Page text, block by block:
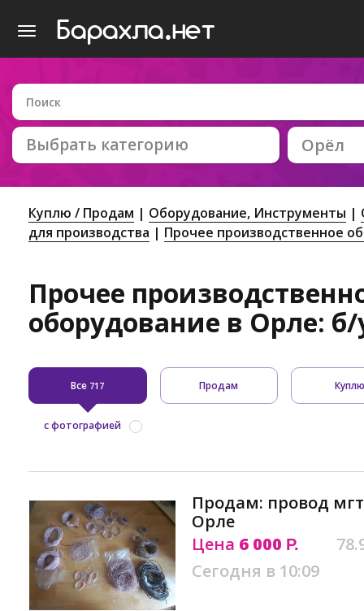
Выбрать категорию Орёл
Куплю / Продам Оборудование, Инструменты
для производства
Прочее производственное
Прочее
оборудование в Орле:
Все 717 Продам
с фотографией
Продам: провод
Орле
Цена 6 000 Р.
Сегодня в 10:09